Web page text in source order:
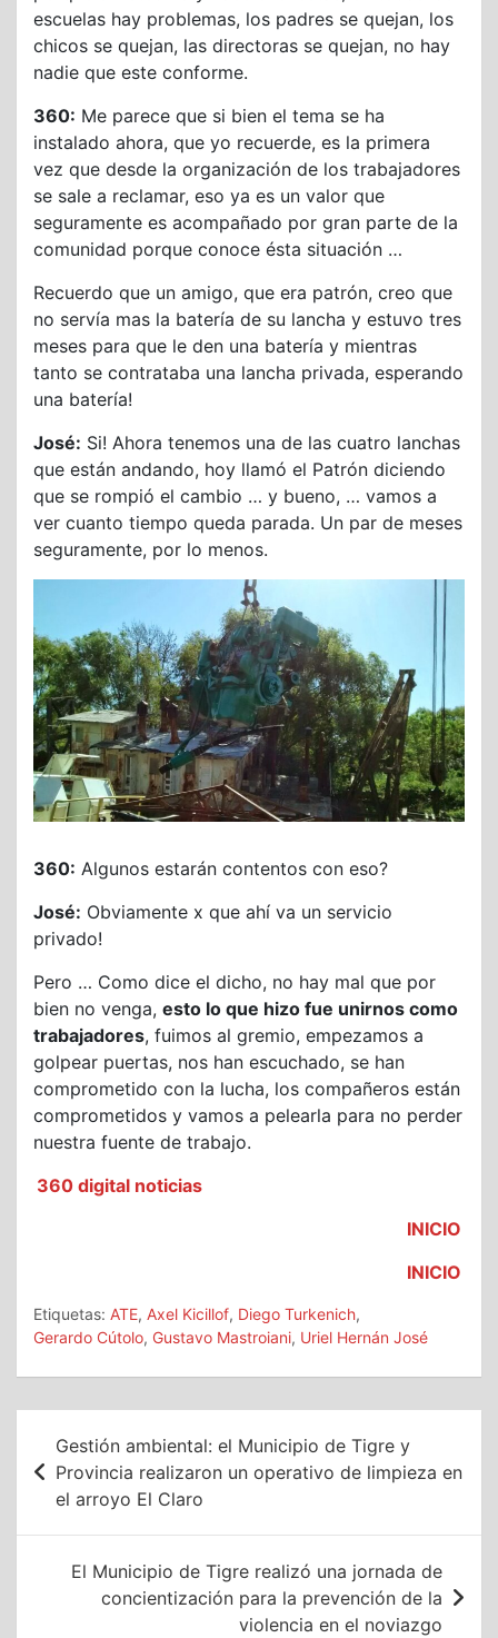
escuelas hay problemas, los padres se quejan, los
chicos se quejan, las directoras se quejan, no hay
nadie que este conforme.
360: Me parece que si bien el tema se ha
instalado ahora, que yo recuerde, es la primera
vez que desde la organización de los trabajadores
se sale a reclamar, eso ya es un valor que
seguramente es acompañado por gran parte de la
comunidad porque conoce ésta situación …
Recuerdo que un amigo, que era patrón, creo que
no servía mas la batería de su lancha y estuvo tres
meses para que le den una batería y mientras
tanto se contrataba una lancha privada, esperando
una batería!
José: Si! Ahora tenemos una de las cuatro lanchas
que están andando, hoy llamó el Patrón diciendo
que se rompió el cambio … y bueno, … vamos a
ver cuanto tiempo queda parada. Un par de meses
seguramente, por lo menos.
360: Algunos estarán contentos con eso?
José: Obviamente x que ahí va un servicio
privado!
Pero … Como dice el dicho, no hay mal que por
bien no venga, esto lo que hizo fue unirnos como
trabajadores, fuimos al gremio, empezamos a
golpear puertas, nos han escuchado, se han
comprometido con la lucha, los compañeros están
comprometidos y vamos a pelearla para no perder
nuestra fuente de trabajo.
360 digital noticias
INICIO
INICIO
Etiquetas: ATE, Axel Kicillof, Diego Turkenich,
Gerardo Cútolo, Gustavo Mastroiani, Uriel Hernán José
Navegación
de
entradas
Gestión ambiental: el Municipio de Tigre y
Provincia realizaron un operativo de limpieza en
el arroyo El Claro
El Municipio de Tigre realizó una jornada de
concientización para la prevención de la
violencia en el noviazgo